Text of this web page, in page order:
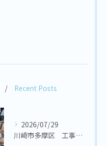
Recent Posts
2026/07/29
川崎市多摩区 工事会社様 置き場の不用品回収